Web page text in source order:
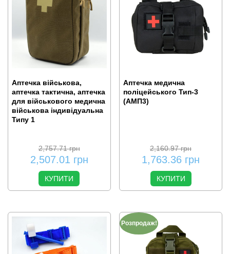
Аптечка військова,
аптечка тактична, аптечка
для військового медична
військова індивідуальна
Типу 1
2,757.71грн
2,507.01 грн
КУПИТИ
Аптечка медична
поліцейського Тип-3
(АМП3)
2,160.97грн
1,763.36 грн
КУПИТИ
Розпродаж!